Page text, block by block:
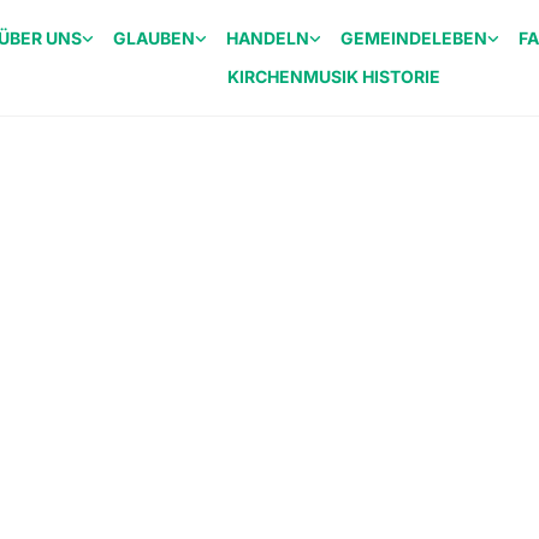
UNS GLAUBEN HANDELN GEMEINDELEBEN
KIRCHENMUSIK HISTORIE